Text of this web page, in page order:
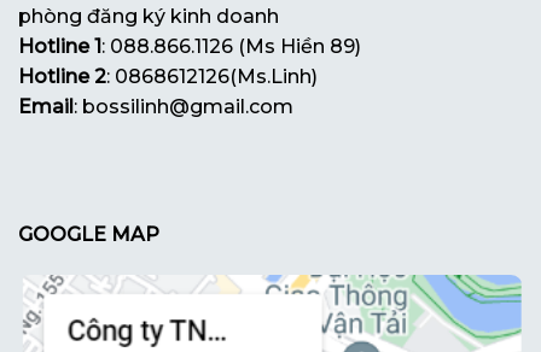
phòng đăng ký kinh doanh
Hotline 1 : 088.866.1126 (Ms Hiền 89)
Hotline 2: 0868612126(Ms.Linh)
Email : bossilinh@gmail.com
GOOGLE MAP